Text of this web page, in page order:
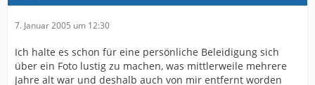
7. Januar 2005 um 12:30
Ich halte es schon für eine persönliche Beleidigung sich
über ein Foto lustig zu machen, was mittlerweile mehrere
Jahre alt war und deshalb auch von mir entfernt worden